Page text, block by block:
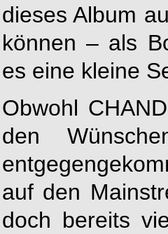
dieses Album
können – als
es eine kleine
Obwohl
den
auf den
doch bereits